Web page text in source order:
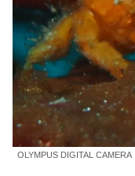
OLYMPUS DIGITAL CAMERA